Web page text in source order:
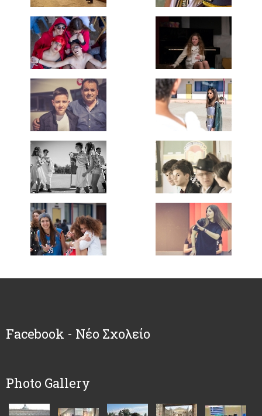
Facebook - Νέο Σχολείο
Photo Gallery